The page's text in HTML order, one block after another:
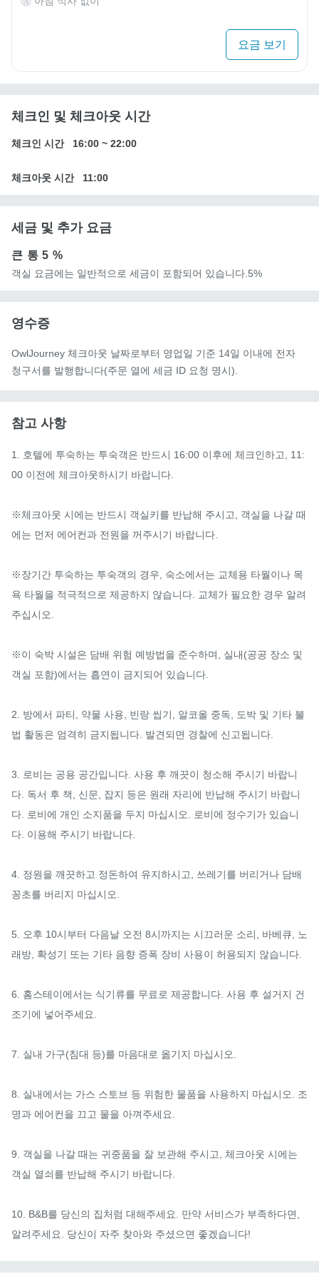
요금 보기
체크인 및 체크아웃 시간
체크인 시간 16:00 ~ 22:00
체크아웃 시간 11:00
세금 및 추가 요금
큰 통5 %
객실 요금에는 일반적으로 세금이 포함되어 있습니다.5%
영수증
OwlJourney 체크아웃 날짜로부터 영업일 기준 14일 이내에 전자
청구서를 발행합니다(주문 열에 세금 ID 요청 명시).
참고 사항
1. 호텔에 투숙하는 투숙객은 반드시 16:00 이후에 체크인하고, 11:
00 이전에 체크아웃하시기 바랍니다.
※체크아웃 시에는 반드시 객실키를 반납해 주시고, 객실을 나갈 때
에는 먼저 에어컨과 전원을 꺼주시기 바랍니다.
※장기간 투숙하는 투숙객의 경우, 숙소에서는 교체용 타월이나 목
욕 타월을 적극적으로 제공하지 않습니다. 교체가 필요한 경우 알려
주십시오.
※이 숙박 시설은 담배 위험 예방법을 준수하며, 실내(공공 장소 및
객실 포함)에서는 흡연이 금지되어 있습니다.
2. 방에서 파티, 약물 사용, 빈랑 씹기, 알코올 중독, 도박 및 기타 불
법 활동은 엄격히 금지됩니다. 발견되면 경찰에 신고됩니다.
3. 로비는 공용 공간입니다. 사용 후 깨끗이 청소해 주시기 바랍니
다. 독서 후 책, 신문, 잡지 등은 원래 자리에 반납해 주시기 바랍니
다. 로비에 개인 소지품을 두지 마십시오. 로비에 정수기가 있습니
다. 이용해 주시기 바랍니다.
4. 정원을 깨끗하고 정돈하여 유지하시고, 쓰레기를 버리거나 담배
꽁초를 버리지 마십시오.
5. 오후 10시부터 다음날 오전 8시까지는 시끄러운 소리, 바베큐, 노
래방, 확성기 또는 기타 음향 증폭 장비 사용이 허용되지 않습니다.
6. 홈스테이에서는 식기류를 무료로 제공합니다. 사용 후 설거지 건
조기에 넣어주세요.
7. 실내 가구(침대 등)를 마음대로 옮기지 마십시오.
8. 실내에서는 가스 스토브 등 위험한 물품을 사용하지 마십시오. 조
명과 에어컨을 끄고 물을 아껴주세요.
9. 객실을 나갈 때는 귀중품을 잘 보관해 주시고, 체크아웃 시에는
객실 열쇠를 반납해 주시기 바랍니다.
10. B&B를 당신의 집처럼 대해주세요. 만약 서비스가 부족하다면,
알려주세요. 당신이 자주 찾아와 주셨으면 좋겠습니다!